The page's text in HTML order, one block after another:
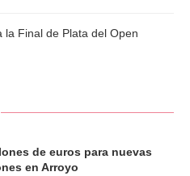
la Final de Plata del Open
de euros para nuevas
en Arroyo